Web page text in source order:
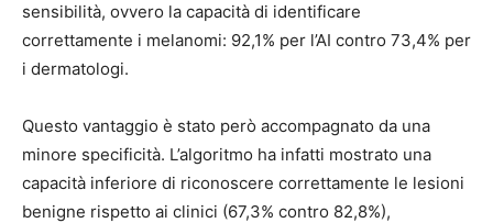
sensibilità, ovvero la capacità di identificare
correttamente i melanomi: 92,1% per l’AI contro 73,4% per
i dermatologi.
Questo vantaggio è stato però accompagnato da una
minore specificità. L’algoritmo ha infatti mostrato una
capacità inferiore di riconoscere correttamente le lesioni
benigne rispetto ai clinici (67,3% contro 82,8%),